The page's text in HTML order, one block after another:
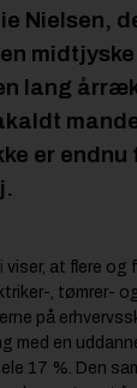
Nielsen,
lang
er endnu
viser, at flere og
, tømrer-
på
med en
17 %. Den